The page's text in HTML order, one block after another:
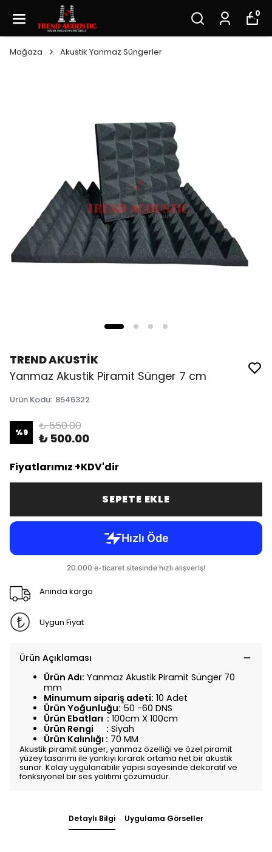
0
Mağaza Akustik Yanmaz Süngerler
TREND AKUSTİK
Yanmaz Akustik Piramit Sünger 7 cm
Ürün Kodu: 8546322
%9 ₺ 550.00
₺ 500.00
Fiyatlarımız +KDV'dir
SEPETE EKLE
Anında kargo
Uygun Fiyat
Ürün Açıklaması
Ürün Adı: Yanmaz Akustik Piramit Sünger 70
mm
Minumum sipariş adeti: 10 Adet
Ürün Yoğunluğu: 50 -60 DNS
Ürün Ebatları : 100cm X 100cm
Ürün Rengi : Siyah
Ürün Kalınlığı : 70 MM
Akustik piramit sünger, yanmaz özelliği ve özel piramit
yüzey tasarımı ile yankıyı kırarak ortama net bir akustik
sunar. Kolay uygulanabilir yapısı sayesinde dekoratif ve
fonksiyonel bir ses yalıtımı çözümüdür.
Detaylı Bilgi Uygulama Görseller